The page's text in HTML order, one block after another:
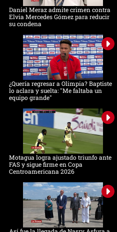
Daniel Meraz admite crimen contra
Elvia Mercedes Gómez para reducir
su condena
¿Quería regresar a Olimpia? Baptiste
lo aclara y suelta: "Me faltaba un
equipo grande"
Motagua logra ajustado triunfo ante
FAS y sigue firme en Copa
Centroamericana 2026